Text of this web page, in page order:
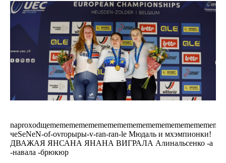
naproхodщememememememememememememememememememe-
чeSeNeN-of-ovropыpы-v-ran-ran-le Мюдаль и мхэмпионки!
ДВАЖАЯ ЯНСАНА ЯНАНА ВИГРАЛА Алинальсенко -а
-навала -брюкюр